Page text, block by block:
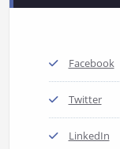
Facebook
Twitter
LinkedIn